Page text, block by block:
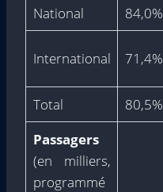
National 84,0%
International 71,4%
Total 80,5%
Passagers
(en milliers,
programmé